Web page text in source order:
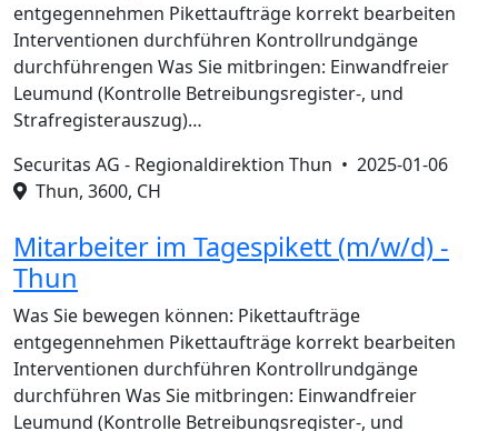
entgegennehmen Pikettaufträge korrekt bearbeiten
Interventionen durchführen Kontrollrundgänge
durchführengen Was Sie mitbringen: Einwandfreier
Leumund (Kontrolle Betreibungsregister-, und
Strafregisterauszug)…
Securitas AG - Regionaldirektion Thun • 2025-01-06
Thun, 3600, CH
Mitarbeiter im Tagespikett (m/w/d) -
Thun
Was Sie bewegen können: Pikettaufträge
entgegennehmen Pikettaufträge korrekt bearbeiten
Interventionen durchführen Kontrollrundgänge
durchführen Was Sie mitbringen: Einwandfreier
Leumund (Kontrolle Betreibungsregister-, und